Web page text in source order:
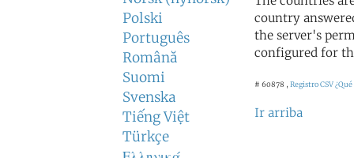
Polski
Português
Română
Suomi
Svenska
Tiếng Việt
Türkçe
country
the server's
configured for
# 60878 , Registro CSV
Ir arriba